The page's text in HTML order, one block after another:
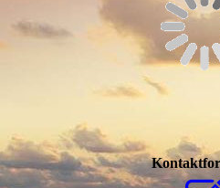
Nutzen Sie unseren
um zu uns